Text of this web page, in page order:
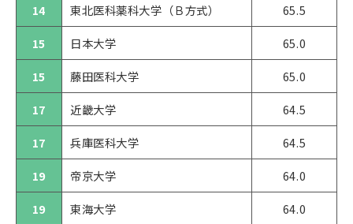
14
東北医科薬科大学（Ｂ方式）
65.5
15
日本大学
65.0
15
藤田医科大学
65.0
17
近畿大学
64.5
17
兵庫医科大学
64.5
19
帝京大学
64.0
19
東海大学
64.0